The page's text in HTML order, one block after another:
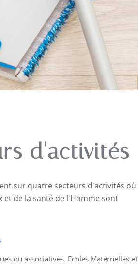
d'activités
sur quatre secteurs d'activités où
et de la santé de l'Homme sont
ou associatives. Ecoles Maternelles et